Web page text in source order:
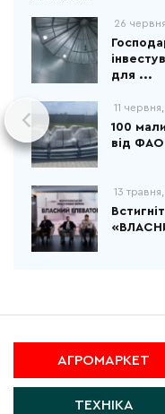
26
для ...
11 червня,
100
від ФАО
13
АГРОМАРКЕТ
ТЕХНІКА